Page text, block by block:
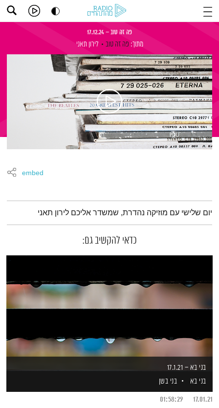
פה זה טוב – 17.12.24
מתוך: פה זה טוב לירון תאני
embed
תמצית הפודקאסט
יום שלישי עם מוזיקה נהדרת, שמשדר אליכם לירון תאני
כדאי להקשיב גם:
בני בא – 17.1.21
בני בא
בני בשן
17.01.21
01:58:29